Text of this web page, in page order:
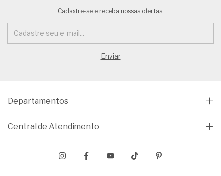
Cadastre-se e receba nossas ofertas.
Departamentos
Central de Atendimento